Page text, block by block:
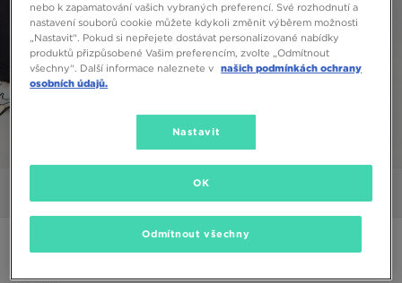
NIKE MIKINA W NSW PHNX FLC OS CREW
nebo k zapamatování vašich vybraných preferencí. Své rozhodnutí a
nastavení souborů cookie můžete kdykoli změnit výběrem možnosti
„Nastavit“. Pokud si nepřejete dostávat personalizované nabídky
produktů přizpůsobené Vašim preferencím, zvolte „Odmítnout
všechny“. Další informace naleznete v našich podmínkách ochrany
osobních údajů.
Nastavit
Odmítnout všechny
OK